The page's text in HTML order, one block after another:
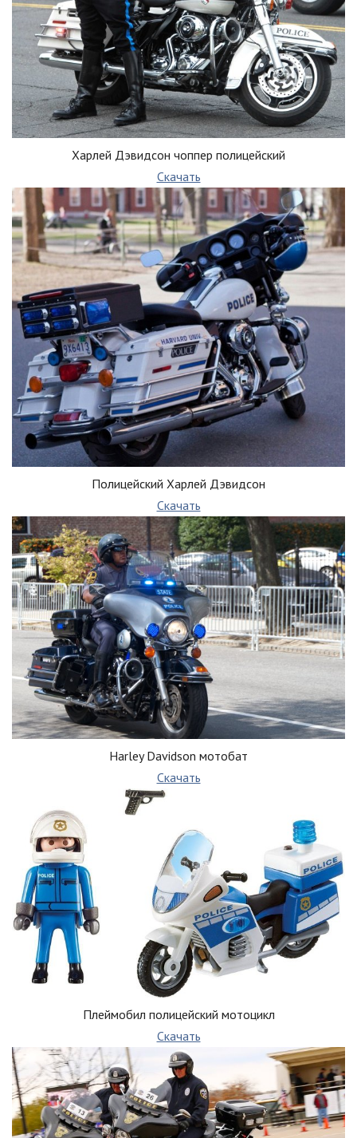
Харлей Дэвидсон чоппер полицейский
Скачать
Полицейский Харлей Дэвидсон
Скачать
Harley Davidson мотобат
Скачать
Плеймобил полицейский мотоцикл
Скачать